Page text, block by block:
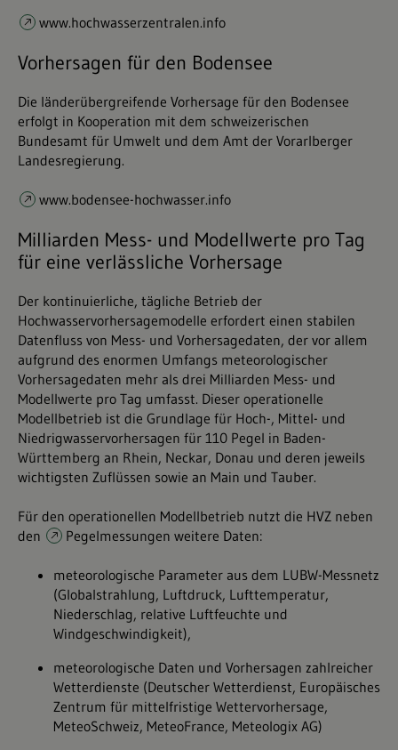
www.hochwasserzentralen.info
Vorhersagen für den Bodensee
Die länderübergreifende Vorhersage für den Bodensee
erfolgt in Kooperation mit dem schweizerischen
Bundesamt für Umwelt und dem Amt der Vorarlberger
Landesregierung.
www.bodensee-hochwasser.info
Milliarden Mess- und Modellwerte pro Tag
für eine verlässliche Vorhersage
Der kontinuierliche, tägliche Betrieb der
Hochwasservorhersagemodelle erfordert einen stabilen
Datenfluss von Mess- und Vorhersagedaten, der vor allem
aufgrund des enormen Umfangs meteorologischer
Vorhersagedaten mehr als drei Milliarden Mess- und
Modellwerte pro Tag umfasst. Dieser operationelle
Modellbetrieb ist die Grundlage für Hoch-, Mittel- und
Niedrigwasservorhersagen für 110 Pegel in Baden-
Württemberg an Rhein, Neckar, Donau und deren jeweils
wichtigsten Zuflüssen sowie an Main und Tauber.
Für den operationellen Modellbetrieb nutzt die HVZ neben
den
Pegelmessungen weitere Daten:
meteorologische Parameter aus dem LUBW-Messnetz
(Globalstrahlung, Luftdruck, Lufttemperatur,
Niederschlag, relative Luftfeuchte und
Windgeschwindigkeit),
meteorologische Daten und Vorhersagen zahlreicher
Wetterdienste (Deutscher Wetterdienst, Europäisches
Zentrum für mittelfristige Wettervorhersage,
MeteoSchweiz, MeteoFrance, Meteologix AG)